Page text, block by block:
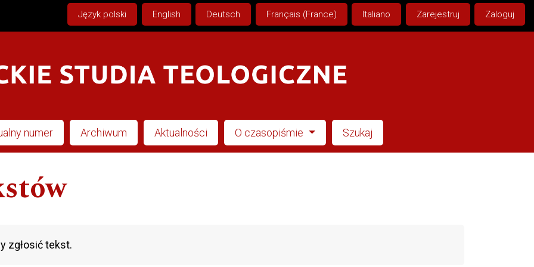
Język polski English Deutsch Français (France) Italiano Zarejestruj Zaloguj
numer Archiwum Aktualności O czasopiśmie Szukaj
zgłosić tekst.